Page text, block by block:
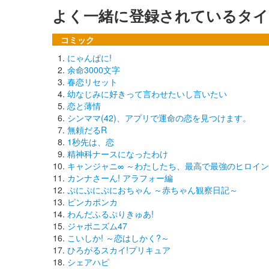
よく一緒に登録されているタ
コミック
にゃんぱに!
余命3000文字
春恋リセット
幼なじみに好きって言わせたいし言いたい
恋と薄情
シンママ(42)、アプリで運命の恋を見つけます。
無頼だるR
1秒先は、恋
精神科ナースになったわけ
キャンジャニ∞ ～わたしたち、最高で最強のヒロイ
カンナさーん! アラフォー編
ぷにぷにぷにおちゃん ～赤ちゃん観察日記～
ピンカポンカ
わんだふるぷりきゅあ!
ジャポニズム47
こいしか! ～恋はしかく?～
ひろがるスカイ!プリキュア
シェアハピ